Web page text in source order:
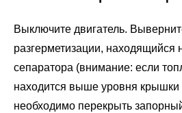
Выключите двигатель.
разгерметизации, находящийся
сепаратора (внимание: если
находится выше уровня крышки
необходимо перекрыть